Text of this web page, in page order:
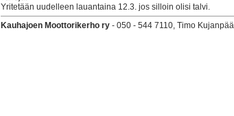
Yritetään uudelleen lauantaina 12.3. jos silloin olisi talvi.
Kauhajoen Moottorikerho ry - 050 - 544 7110, Timo